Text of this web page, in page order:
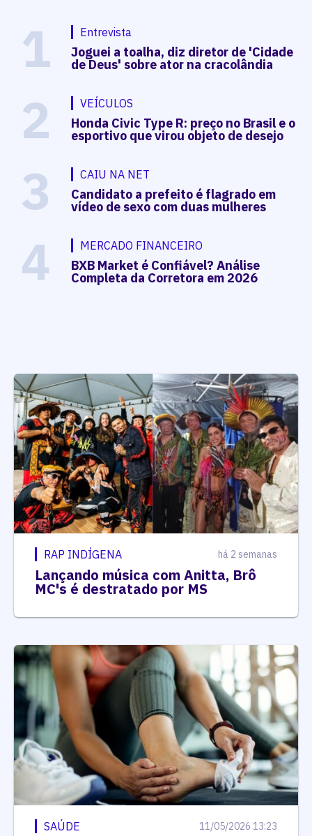
1 Entrevista
Joguei a toalha, diz diretor de 'Cidade
de Deus' sobre ator na cracolândia
2 VEÍCULOS
Honda Civic Type R: preço no Brasil e o
esportivo que virou objeto de desejo
3 CAIU NA NET
Candidato a prefeito é flagrado em
vídeo de sexo com duas mulheres
4 MERCADO FINANCEIRO
BXB Market é Confiável? Análise
Completa da Corretora em 2026
RAP INDÍGENA há 2 semanas
Lançando música com Anitta, Brô
MC's é destratado por MS
SAÚDE 11/05/2026 13:23